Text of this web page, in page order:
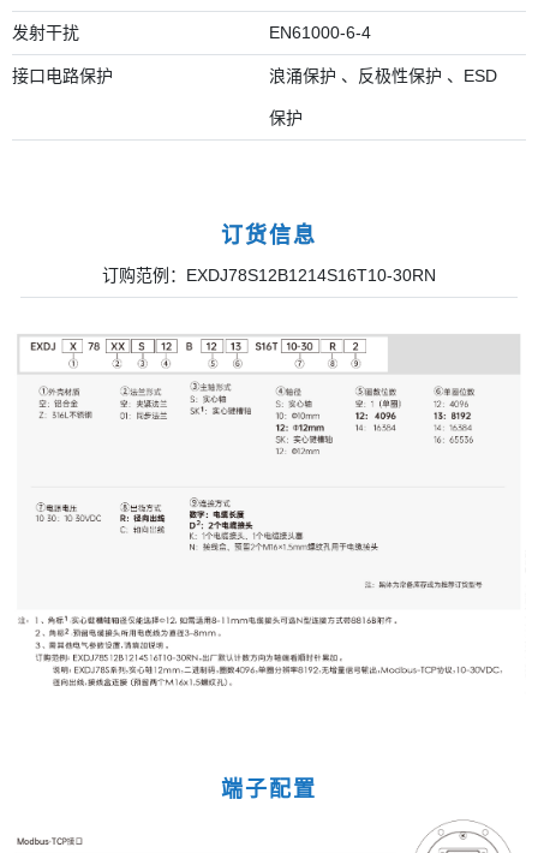
发射干扰 EN61000-6-4
接口电路保护 浪涌保护 、反极性保护 、ESD
保护
订货信息
订购范例：EXDJ78S12B1214S16T10-30RN
端子配置